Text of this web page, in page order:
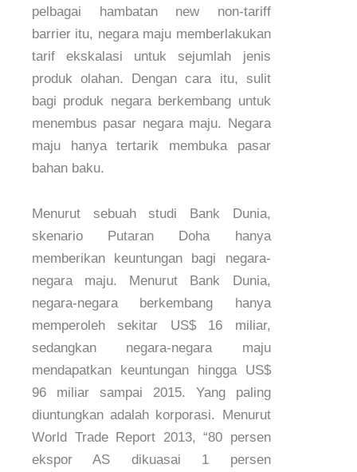
pelbagai hambatan new non-tariff
barrier itu, negara maju memberlakukan
tarif ekskalasi untuk sejumlah jenis
produk olahan. Dengan cara itu, sulit
bagi produk negara berkembang untuk
menembus pasar negara maju. Negara
maju hanya tertarik membuka pasar
bahan baku.
Menurut sebuah studi Bank Dunia,
skenario Putaran Doha hanya
memberikan keuntungan bagi negara-
negara maju. Menurut Bank Dunia,
negara-negara berkembang hanya
memperoleh sekitar US$ 16 miliar,
sedangkan negara-negara maju
mendapatkan keuntungan hingga US$
96 miliar sampai 2015. Yang paling
diuntungkan adalah korporasi. Menurut
World Trade Report 2013, “80 persen
ekspor AS dikuasai 1 persen